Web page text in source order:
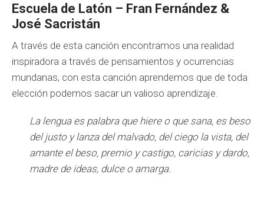
Escuela de Latón – Fran Fernández &
José Sacristán
A través de esta canción encontramos una realidad
inspiradora a través de pensamientos y ocurrencias
mundanas, con esta canción aprendemos que de toda
elección podemos sacar un valioso aprendizaje.
La lengua es palabra que hiere o que sana, es beso
del justo y lanza del malvado, del ciego la vista, del
amante el beso, premio y castigo, caricias y dardo,
madre de ideas, dulce o amarga.